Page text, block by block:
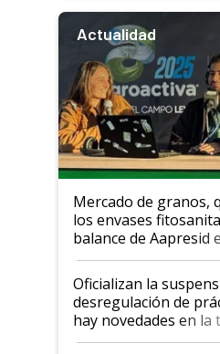
Actualidad
Mercado de granos,
los envases
balance de Aapresid
Oficializan la
desregulación de
hay novedades en la
la hidrovía